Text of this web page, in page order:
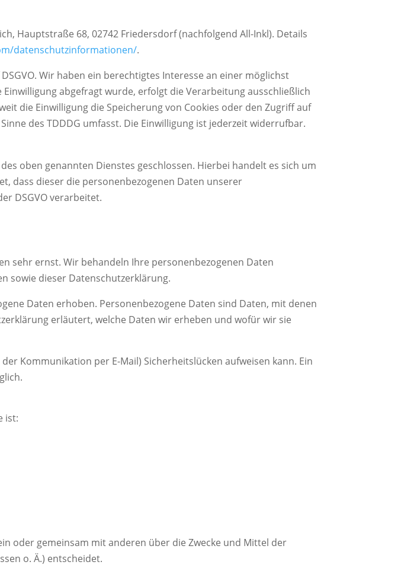
Hauptstraße 68, 02742 Friedersdorf (nachfolgend All-Inkl). Details
datenschutzinformationen/.
Wir haben ein berechtigtes Interesse an einer möglichst
abgefragt wurde, erfolgt die Verarbeitung ausschließlich
die Einwilligung die Speicherung von Cookies oder den Zugriff auf
des TDDDG umfasst. Die Einwilligung ist jederzeit widerrufbar.
oben genannten Dienstes geschlossen. Hierbei handelt es sich um
dass dieser die personenbezogenen Daten unserer
DSGVO verarbeitet.
sehr ernst. Wir behandeln Ihre personenbezogenen Daten
sowie dieser Datenschutzerklärung.
Daten erhoben. Personenbezogene Daten sind Daten, mit denen
erläutert, welche Daten wir erheben und wofür wir sie
Kommunikation per E-Mail) Sicherheitslücken aufweisen kann. Ein
ist:
oder gemeinsam mit anderen über die Zwecke und Mittel der
o. Ä.) entscheidet.